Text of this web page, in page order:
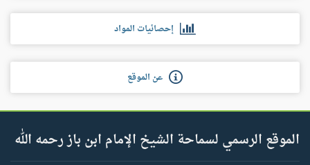
إحصائيات المواد
عن الموقع
الموقع الرسمي لسماحة الشيخ الإمام ابن باز رحمه الله